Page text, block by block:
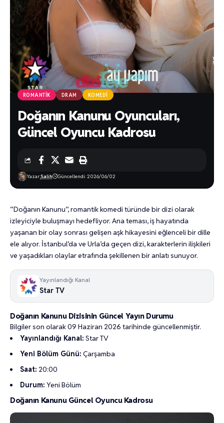
ROMANTIK DRAM KOMEDI
Doğanın Kanunu Oyuncuları,
Güncel Oyuncu Kadrosu
Yazar:Salih Güncellendi: 2026/06/02
“Doğanın Kanunu”, romantik komedi türünde bir dizi olarak
izleyiciyle buluşmayı hedefliyor. Ana teması, iş hayatında
yaşanan bir olay sonrası gelişen aşk hikayesini eğlenceli bir dille
ele alıyor. İstanbul’da ve Urla’da geçen dizi, karakterlerin ilişkileri
ve yaşadıkları olaylar etrafında şekillenen bir anlatı sunuyor.
Yayınlandığı Kanal
Star TV
Doğanın Kanunu Dizisinin Güncel Yayın Durumu
Bilgiler son olarak 09 Haziran 2026 tarihinde güncellenmiştir.
Yayınlandığı Kanal: Star TV
Yeni Bölüm Günü: Çarşamba
Saat: 20:00
Durum: Yeni Bölüm
Doğanın Kanunu Güncel Oyuncu Kadrosu